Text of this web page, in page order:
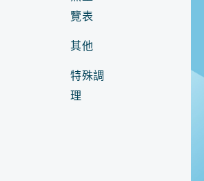
覽表
其他
特殊調
理